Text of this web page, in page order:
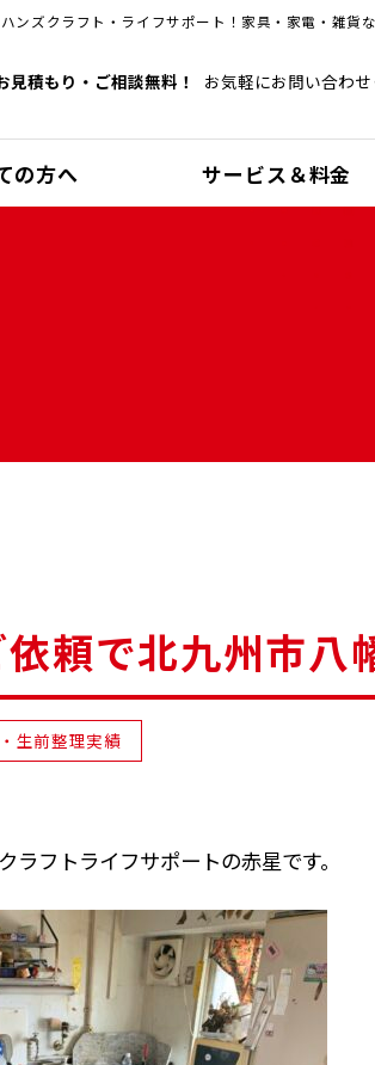
ラフト・ライフサポート！家具・家電・雑貨な
見積もり・ご相談無料！ お気軽にお問い合わせ
の方へ サービス＆料金
頼で北九州市八
生前整理実績
フトライフサポートの赤星です。